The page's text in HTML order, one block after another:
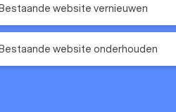
website vernieuwen
website onderhouden